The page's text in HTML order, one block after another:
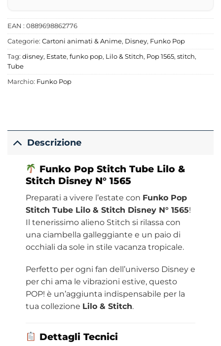
EAN : 0889698862776
Categorie: Cartoni animati & Anime, Disney, Funko Pop
Tag: disney, Estate, funko pop, Lilo & Stitch, Pop 1565, stitch,
Tube
Marchio: Funko Pop
Descrizione
Funko Pop Stitch Tube Lilo &
Stitch Disney N° 1565
Preparati a vivere l’estate con Funko Pop
Stitch Tube Lilo & Stitch Disney N° 1565!
Il tenerissimo alieno Stitch si rilassa con
una ciambella galleggiante e un paio di
occhiali da sole in stile vacanza tropicale.
Perfetto per ogni fan dell’universo Disney e
per chi ama le vibrazioni estive, questo
POP! è un’aggiunta indispensabile per la
tua collezione Lilo & Stitch.
Dettagli Tecnici